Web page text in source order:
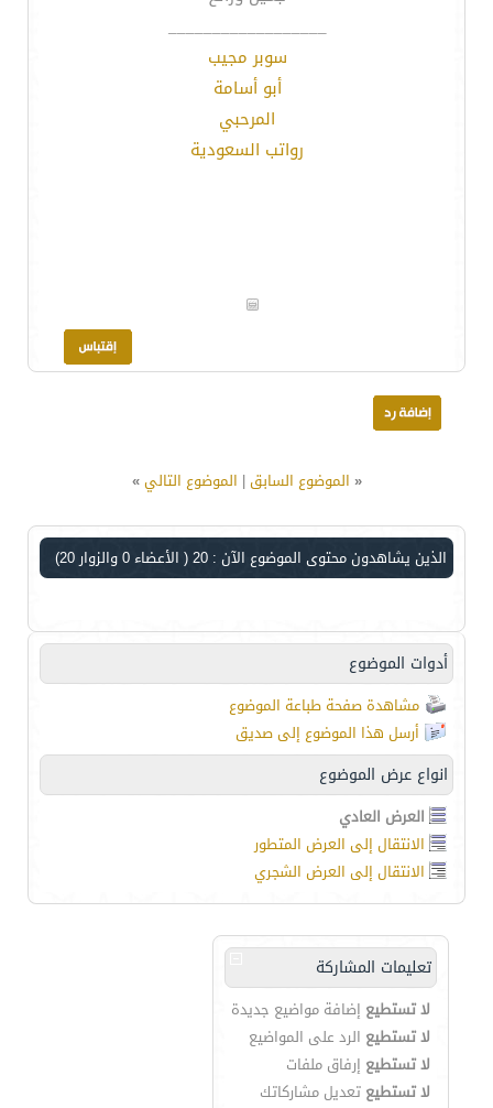
__________________
سوبر مجيب
أبو أسامة
المرحبي
رواتب السعودية
« الموضوع السابق| الموضوع التالي»
الذين يشاهدون محتوى الموضوع الآن : 20 ( الأعضاء 0 والزوار 20)
أدوات الموضوع
مشاهدة صفحة طباعة الموضوع
أرسل هذا الموضوع إلى صديق
انواع عرض الموضوع
العرض العادي
الانتقال إلى العرض المتطور
الانتقال إلى العرض الشجري
تعليمات المشاركة
لا تستطيع إضافة مواضيع جديدة
لا تستطيع الرد على المواضيع
لا تستطيع إرفاق ملفات
لا تستطيع تعديل مشاركاتك